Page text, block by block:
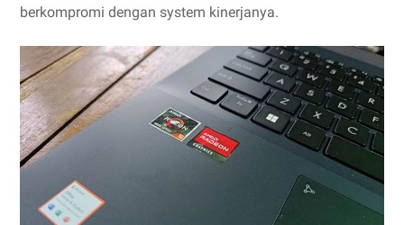
berkompromi dengan system kinerjanya.